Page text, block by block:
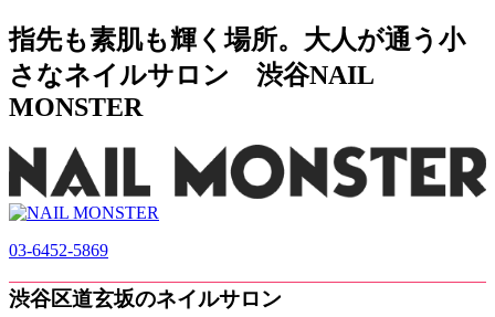
指先も素肌も輝く場所。大人が通う小
さなネイルサロン 渋谷NAIL
MONSTER
03-6452-5869
渋谷区道玄坂のネイルサロン